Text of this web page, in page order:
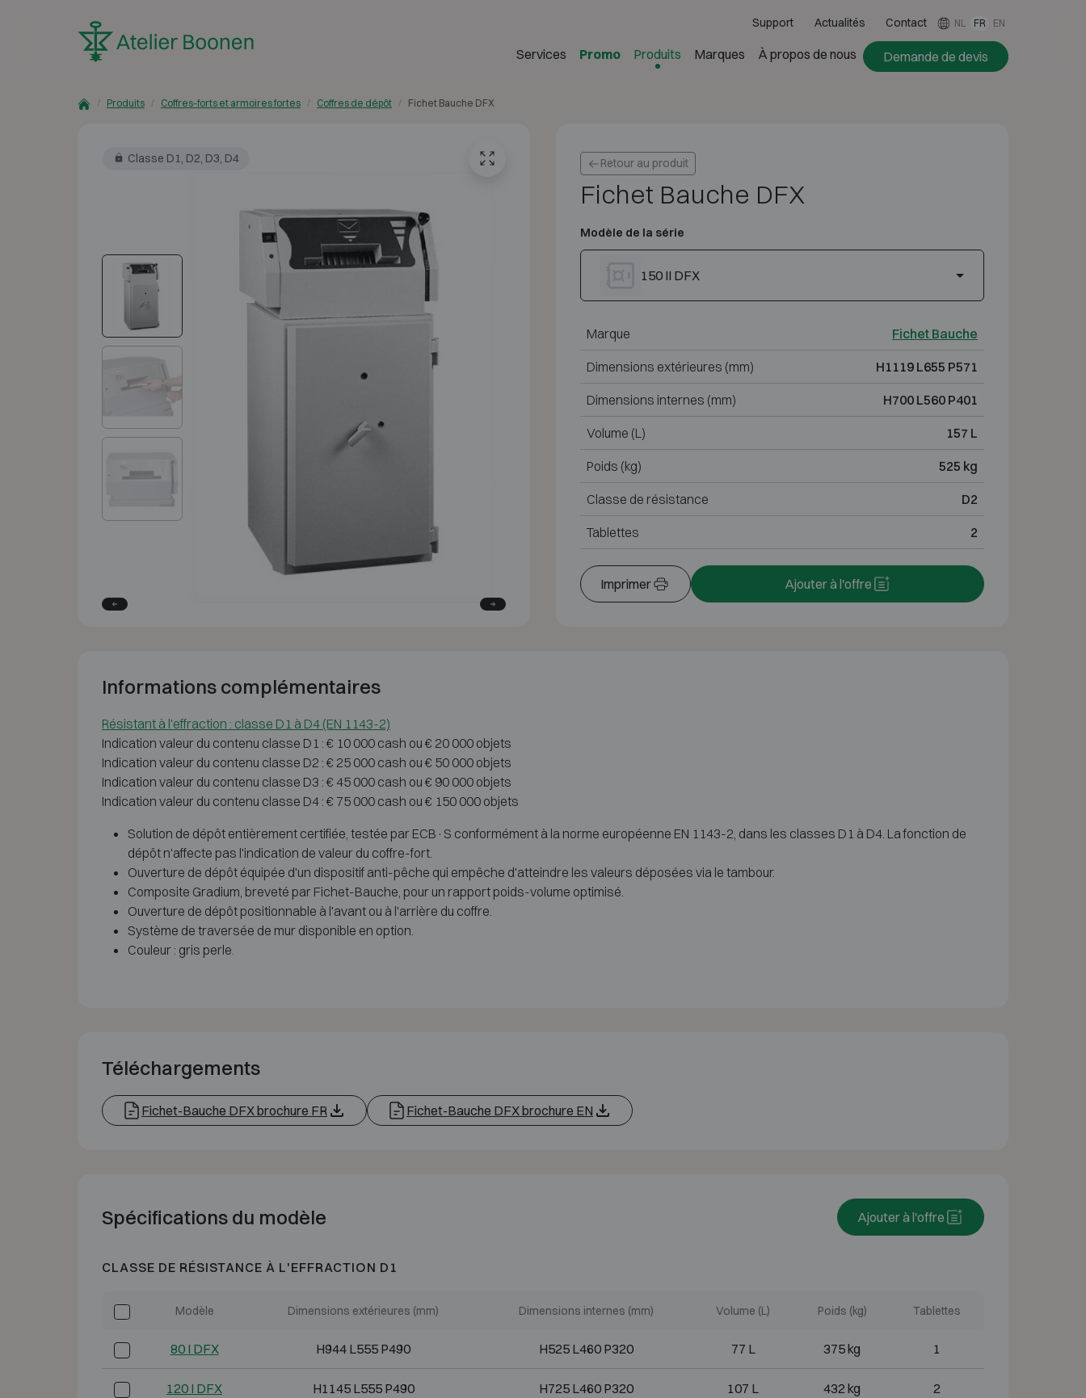
Support Actualités Contact NL FR EN
Services Promo Produits Marques À propos de nous Demande de devis
Produits Coffres-forts et armoires fortes Coffres de dépôt Fichet Bauche DFX
Classe D1, D2, D3, D4 Retour au produit
Fichet Bauche DFX
Modèle de la série
150 II DFX
Marque Fichet Bauche
Dimensions extérieures (mm) H1119 L655 P571
Dimensions internes (mm) H700 L560 P401
Volume (L) 157 L
Poids (kg) 525 kg
Classe de résistance D2
Tablettes 2
Imprimer Ajouter à l'offre
Informations complémentaires
Résistant à l'effraction : classe D1 à D4 (EN 1143-2)
Indication valeur du contenu classe D1 : € 10 000 cash ou € 20 000 objets
Indication valeur du contenu classe D2 : € 25 000 cash ou € 50 000 objets
Indication valeur du contenu classe D3 : € 45 000 cash ou € 90 000 objets
Indication valeur du contenu classe D4 : € 75 000 cash ou € 150 000 objets
Solution de dépôt entièrement certifiée, testée par ECB·S conformément à la norme européenne EN 1143-2, dans les classes D1 à D4. La fonction de
dépôt n'affecte pas l'indication de valeur du coffre-fort.
Ouverture de dépôt équipée d'un dispositif anti-pêche qui empêche d'atteindre les valeurs déposées via le tambour.
Composite Gradium, breveté par Fichet-Bauche, pour un rapport poids-volume optimisé.
Ouverture de dépôt positionnable à l'avant ou à l'arrière du coffre.
Système de traversée de mur disponible en option.
Couleur : gris perle.
Téléchargements
Fichet-Bauche DFX brochure FR Fichet-Bauche DFX brochure EN
Spécifications du modèle Ajouter à l'offre
CLASSE DE RÉSISTANCE À L'EFFRACTION D1
Modèle Dimensions extérieures (mm) Dimensions internes (mm) Volume (L) Poids (kg) Tablettes
80 I DFX H944 L555 P490 H525 L460 P320 77 L 375 kg 1
120 I DFX H1145 L555 P490 H725 L460 P320 107 L 432 kg 2